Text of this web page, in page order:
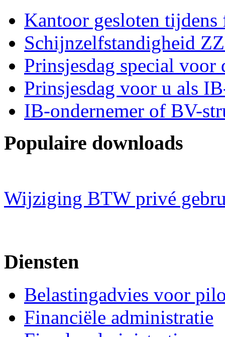
Kantoor gesloten tijdens
Schijnzelfstandigheid
Prinsjesdag special voor
Prinsjesdag voor u als
IB-ondernemer of BV-
Populaire downloads
Wijziging BTW privé
Diensten
Belastingadvies voor
Financiële administratie